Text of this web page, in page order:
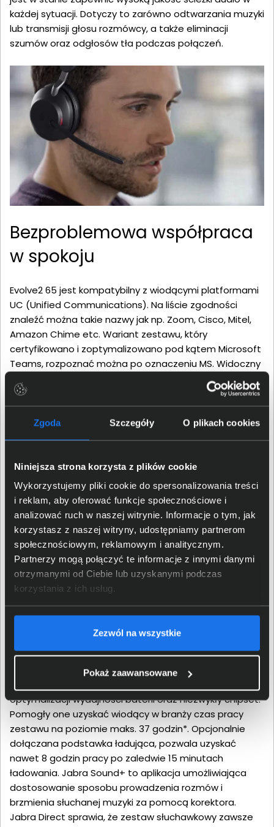
Zgoda Szczegóły O plikach cookies
Niniejsza strona korzysta z plików cookie
Wykorzystujemy pliki cookie do spersonalizowania treści
i reklam, aby oferować funkcje społecznościowe i
analizować ruch w naszej witrynie. Informacje o tym, jak
korzystasz z naszej witryny, udostępniamy partnerom
społecznościowym, reklamowym i analitycznym.
Partnerzy mogą połączyć te informacje z innymi danymi
otrzymanymi od Ciebie lub uzyskanymi podczas
korzystania z ich usług.
Zezwól na wszystkie
Pokaż zaawansowane
każdej sytuacji. Dotyczy to zarówno odtwarzania muzyki
lub transmisji głosu rozmówcy, a także eliminacji
szumów oraz odgłosów tła podczas połączeń.
Bezproblemowa współpraca
w spokoju
Evolve2 65 jest kompatybilny z wiodącymi platformami
UC (Unified Communications). Na liście zgodności
znaleźć można takie nazwy jak np. Zoom, Cisco, Mitel,
Amazon Chime etc. Wariant zestawu, który
certyfikowano i zoptymalizowano pod kątem Microsoft
Teams, rozpoznać można po oznaczeniu MS. Widoczny
użytkownikowi w łatwy sposób pokazać, że potrzebuje
on spokoju. Rozpoczęcie rozmowy powoduje
automatyczne jego włączenie, ale można też zrobić to
samodzielnie, za pomocą odpowiedniego przycisku.
Długi czas pracy oraz łatwe
dostosowanie
optymalizacji wydajności baterii oraz niezwykły chipset.
Pomogły one uzyskać wiodący w branży czas pracy
zestawu na poziomie maks. 37 godzin*. Opcjonalnie
dołączana podstawka ładująca, pozwala uzyskać
nawet 8 godzin pracy po zaledwie 15 minutach
ładowania. Jabra Sound+ to aplikacja umożliwiająca
dostosowanie sposobu prowadzenia rozmów i
brzmienia słuchanej muzyki za pomocą korektora.
Jabra Direct sprawia, że zestaw słuchawkowy zawsze